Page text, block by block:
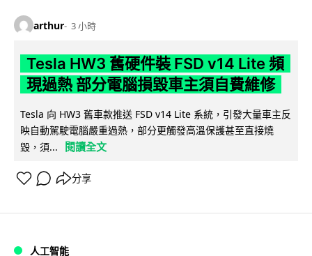
arthur 3 小時
Tesla HW3 舊硬件裝 FSD v14 Lite 頻
現過熱 部分電腦損毀車主須自費維修
Tesla 向 HW3 舊車款推送 FSD v14 Lite 系統，引發大量車主反
映自動駕駛電腦嚴重過熱，部分更觸發高溫保護甚至直接燒
毀，須...
閱讀全文
分享
人工智能